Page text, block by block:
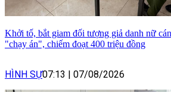
Khởi tố, bắt giam đối tượng giả danh nữ
"chạy án", chiếm đoạt 400 triệu đồng
HÌNH SỰ07:13 07/08/2026